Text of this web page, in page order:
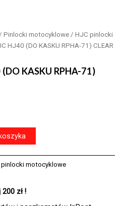
/ Pinlocki motocyklowe / HJC pinlocki
HJ40 (DO KASKU RPHA-71) CLEAR
KASKU RPHA-71)
pinlocki motocyklowe
zł !